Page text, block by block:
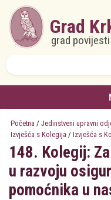
Skoči na glavni sadržaj
Grad
grad
Početna / Jedinstveni upravni
Izvješća s Kolegija / Izvješća s
148. Kolegij:
u razvoju
pomoćnika u